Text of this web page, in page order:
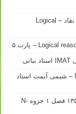
نمونه سوالات آیمت ایتالیا – استدلال و منطق – تفکر نقاد – Logical
آیمت ایتالیا – پاسخ سوال ۲۴۳ فصل ۲ جزوه N-Chem – شیمی آیمت استاد
Subatomic particles – valence electrons – سوال ۱۳۵ فصل ۱ جزوه N-